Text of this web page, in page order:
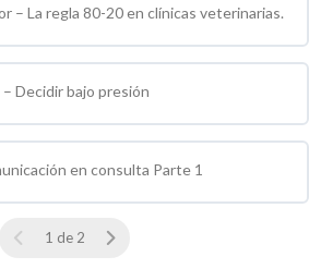
– La regla 80-20 en clínicas veterinarias.
/ 0 pasos
Decidir bajo presión
/ 0 pasos
en consulta Parte 1
/ 0 pasos
1 de 2